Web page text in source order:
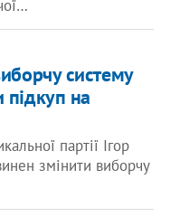
систему
підкуп на
партії Ігор
змінити виборчу